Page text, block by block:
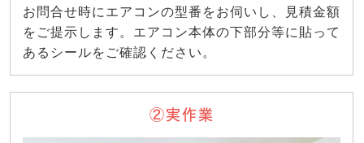
お問合せ時にエアコンの型番をお伺いし、見積金額
をご提示します。エアコン本体の下部分等に貼って
あるシールをご確認ください。
②実作業